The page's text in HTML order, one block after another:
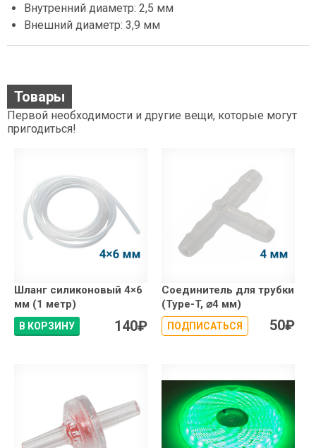
Внутренний диаметр: 2,5 мм
Внешний диаметр: 3,9 мм
Товары
Первой необходимости и другие вещи, которые могут
пригодиться!
Шланг cиликоновый 4×6
мм (1 метр)
В КОРЗИНУ 140₽
Соединитель для трубки
(Type-T, ⌀4 мм)
ПОДПИСАТЬСЯ 50₽